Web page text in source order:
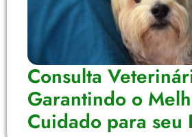
Consulta
Garantindo o
Cuidado para seu